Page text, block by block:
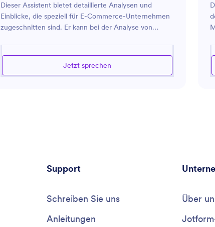
Dieser Assistent bietet detaillierte Analysen und
Einblicke, die speziell für E-Commerce-Unternehmen
zugeschnitten sind. Er kann bei der Analyse von
Ausgestattet mit Wissen über aktuelle Markttrends,
unterstützt er Unternehmen dabei, datengesteuerte
Marketings geboten.
Jetzt sprechen
Support
Schreiben Sie uns
Anleitungen
Über